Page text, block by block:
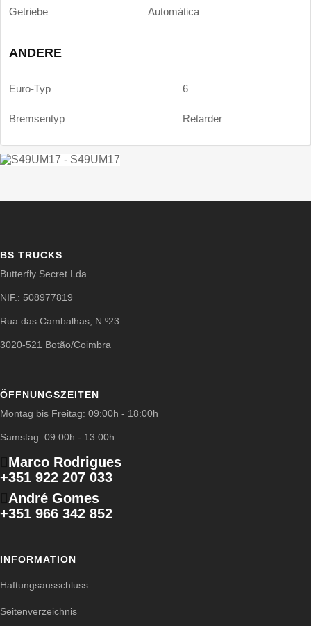
Getriebe Automática
ANDERE
Euro-Typ 6
Bremsentyp Retarder
BS TRUCKS
Butterfly Secret Lda
NIF.: 508977819
Rua das Cambalhas, N.º23
3020-521 Botão/Coimbra
ÖFFNUNGSZEITEN
Montag bis Freitag: 09:00h - 18:00h
Samstag: 09:00h - 13:00h
Marco Rodrigues
+351 922 207 033
André Gomes
+351 966 342 852
INFORMATION
Haftungsausschluss
Seitenverzeichnis